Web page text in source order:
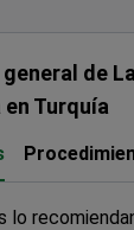
de
Turquía
lo